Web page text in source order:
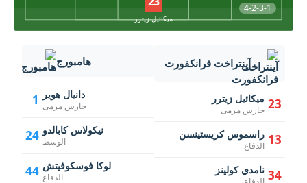
4-2-3-1
ميكائيل زيترر
هامبورج
1 دانيال هوير
حارس مرمى
24 نيكولاس كابالدو
الوسط
44 لوكا فوسكوفيتش
الدفاع
آينتراخت فرانكفورت
23 ميكائيل زيترر
حارس مرمى
13 راسموس كريستينسن
الدفاع
34 نامدي كولينز